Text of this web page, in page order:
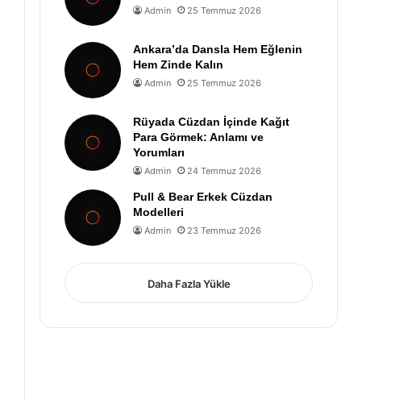
Admin 25 Temmuz 2026
Ankara’da Dansla Hem Eğlenin
Hem Zinde Kalın
Admin 25 Temmuz 2026
Rüyada Cüzdan İçinde Kağıt
Para Görmek: Anlamı ve
Yorumları
Admin 24 Temmuz 2026
Pull & Bear Erkek Cüzdan
Modelleri
Admin 23 Temmuz 2026
Daha Fazla Yükle